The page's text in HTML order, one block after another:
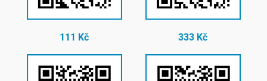
111 Kč 333 Kč